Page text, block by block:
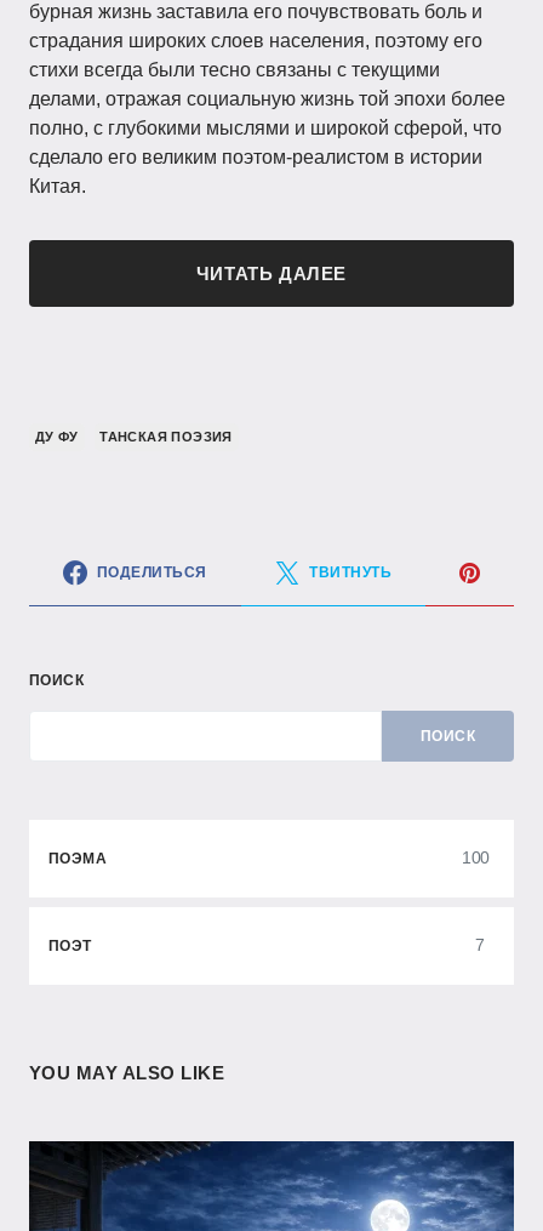
бурная жизнь заставила его почувствовать боль и
страдания широких слоев населения, поэтому его
стихи всегда были тесно связаны с текущими
делами, отражая социальную жизнь той эпохи более
полно, с глубокими мыслями и широкой сферой, что
сделало его великим поэтом-реалистом в истории
Китая.
ЧИТАТЬ ДАЛЕЕ
ДУ ФУ ТАНСКАЯ ПОЭЗИЯ
ПОДЕЛИТЬСЯ ТВИТНУТЬ
ПОИСК
ПОИСК
ПОЭМА 100
ПОЭТ 7
YOU MAY ALSO LIKE